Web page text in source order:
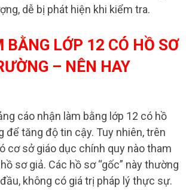
dễ bị phát hiện khi kiểm tra.
LỚP 12 CÓ HỒ SƠ
– NÊN HAY
cáo nhận làm bằng lớp 12 có hồ
để tăng độ tin cậy. Tuy nhiên, trên
cơ sở giáo dục chính quy nào tham
sơ giả. Các hồ sơ “gốc” này thường
không có giá trị pháp lý thực sự.